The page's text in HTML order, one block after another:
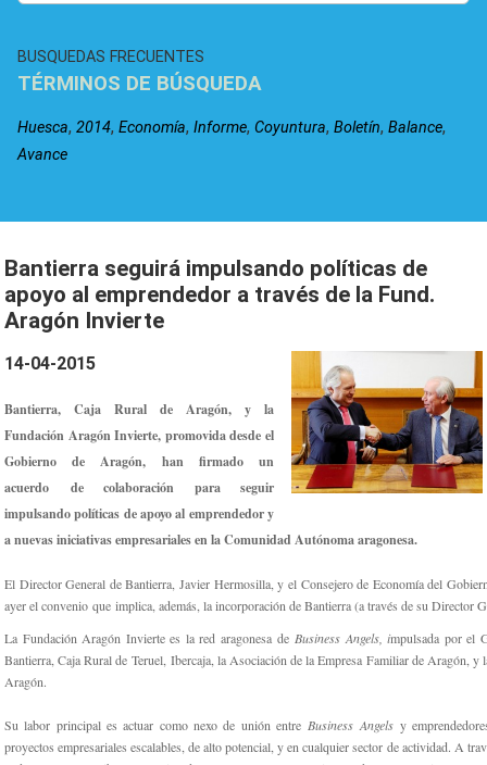
BUSQUEDAS FRECUENTES
TÉRMINOS DE BÚSQUEDA
Huesca, 2014, Economía, Informe, Coyuntura, Boletín, Balance,
Avance
Bantierra seguirá impulsando políticas de
apoyo al emprendedor a través de la Fund.
Aragón Invierte
14-04-2015
Bantierra, Caja Rural de Aragón, y la
Fundación Aragón Invierte, promovida desde el
Gobierno de Aragón, han firmado un
acuerdo de colaboración para seguir
impulsando políticas de apoyo al emprendedor y
a nuevas iniciativas empresariales en la Comunidad Autónoma aragonesa.
El Director General de Bantierra, Javier Hermosilla, y el Consejero de Economía del
ayer el convenio que implica, además, la incorporación de Bantierra (a través de su Director
La Fundación Aragón Invierte es la red aragonesa de Business Angels, impulsada por el
Bantierra, Caja Rural de Teruel, Ibercaja, la Asociación de la Empresa Familiar de Aragón, y
Aragón.
Su labor principal es actuar como nexo de unión entre Business Angelsy
proyectos empresariales escalables, de alto potencial, y en cualquier sector de actividad. A